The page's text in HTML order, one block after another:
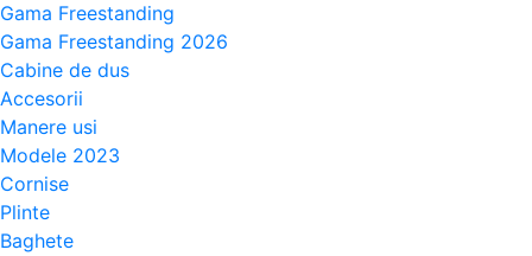
Gama Freestanding
Gama Freestanding 2026
Cabine de dus
Accesorii
Manere usi
Modele 2023
Cornise
Plinte
Baghete